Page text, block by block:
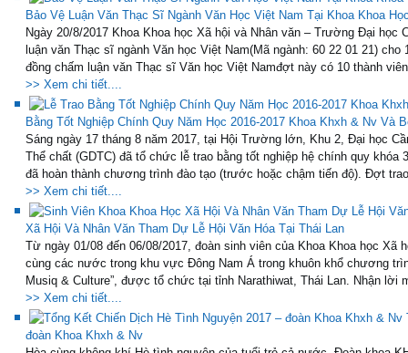
Bảo Vệ Luận Văn Thạc Sĩ Ngành Văn Học Việt Nam Tại Khoa Khoa
Ngày 20/8/2017 Khoa Khoa học Xã hội và Nhân văn – Trường Đại học
luận văn Thạc sĩ ngành Văn học Việt Nam(Mã ngành: 60 22 01 21)
đồng chấm luận văn Thạc sĩ Văn học Việt Namđợt này có 10 thành
>> Xem chi tiết....
Bằng Tốt Nghiệp Chính Quy Năm Học 2016-2017 Khoa Khxh & Nv Và
Sáng ngày 17 tháng 8 năm 2017, tại Hội Trường lớn, Khu 2, Đại học
Thể chất (GDTC) đã tổ chức lễ trao bằng tốt nghiệp hệ chính quy khóa
đã hoàn thành chương trình đào tạo (trước hoặc chậm tiến độ). Đợt
>> Xem chi tiết....
Xã Hội Và Nhân Văn Tham Dự Lễ Hội Văn Hóa Tại Thái Lan
Từ ngày 01/08 đến 06/08/2017, đoàn sinh viên của Khoa Khoa học Xã
cùng các nước trong khu vực Đông Nam Á trong khuôn khổ chương
Musiq & Culture”, được tổ chức tại tỉnh Narathiwat, Thái Lan. Nhận lời
>> Xem chi tiết....
đoàn Khoa Khxh & Nv